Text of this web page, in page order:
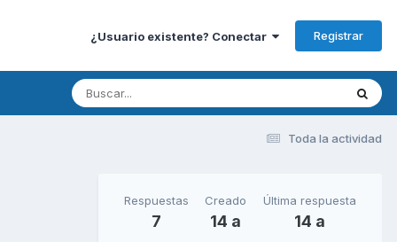
¿Usuario existente? Conectar Registrar
Toda la actividad
Respuestas
7
Creado
14 a
Última respuesta
14 a